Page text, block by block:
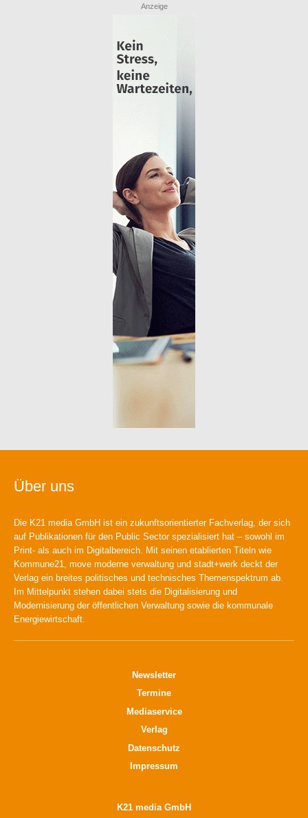
Anzeige
Über uns
Die K21 media GmbH ist ein zukunftsorientierter Fachverlag, der sich
auf Publikationen für den Public Sector spezialisiert hat – sowohl im
Print- als auch im Digitalbereich. Mit seinen etablierten Titeln wie
Kommune21, move moderne verwaltung und stadt+werk deckt der
Verlag ein breites politisches und technisches Themenspektrum ab.
Im Mittelpunkt stehen dabei stets die Digitalisierung und
Modernisierung der öffentlichen Verwaltung sowie die kommunale
Energiewirtschaft.
Newsletter
Termine
Mediaservice
Verlag
Datenschutz
Impressum
K21 media GmbH